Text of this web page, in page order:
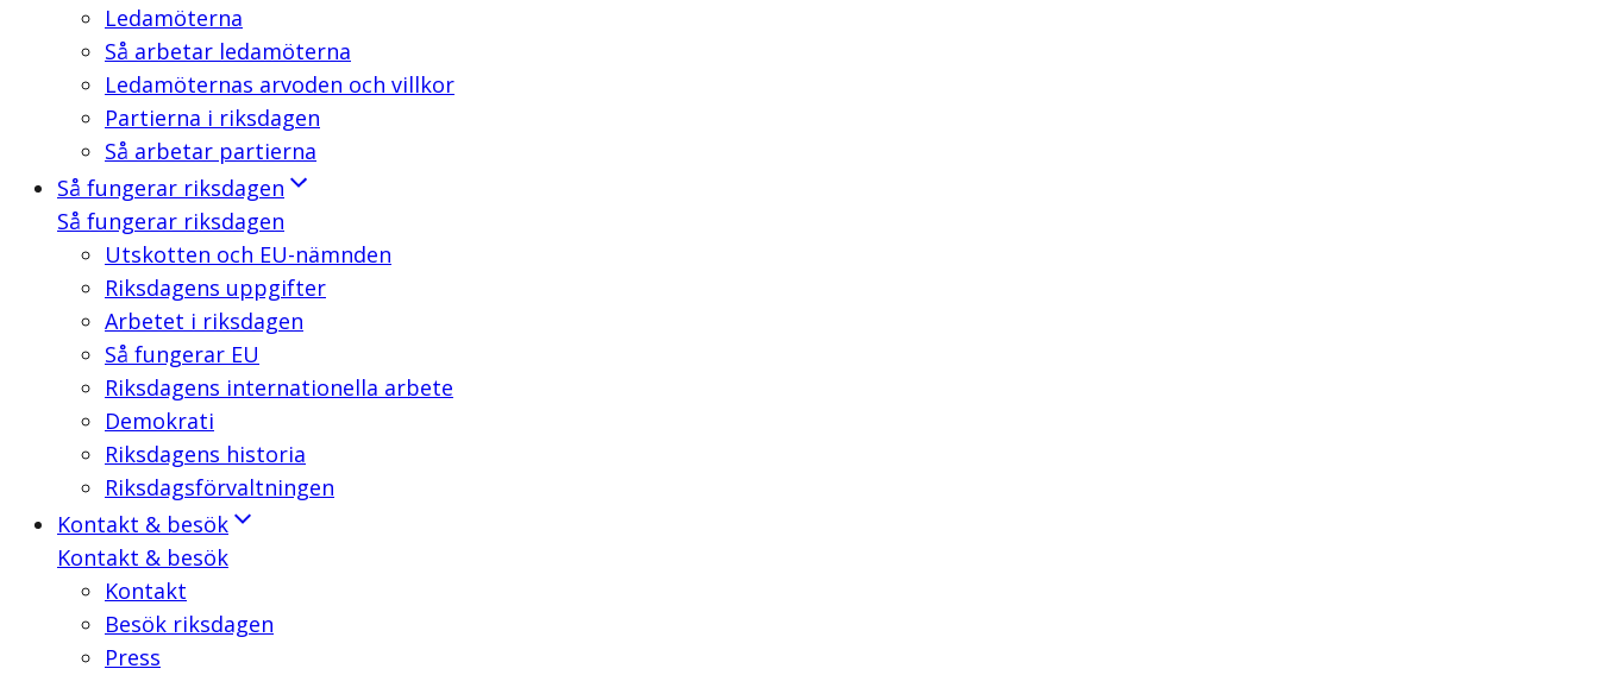
Ledamöterna
Så arbetar ledamöterna
Ledamöternas arvoden och villkor
Partierna i riksdagen
Så arbetar partierna
Så fungerar riksdagen
Så fungerar riksdagen
Utskotten och EU-nämnden
Riksdagens uppgifter
Arbetet i riksdagen
Så fungerar EU
Riksdagens internationella arbete
Demokrati
Riksdagens historia
Riksdagsförvaltningen
Kontakt & besök
Kontakt & besök
Kontakt
Besök riksdagen
Press